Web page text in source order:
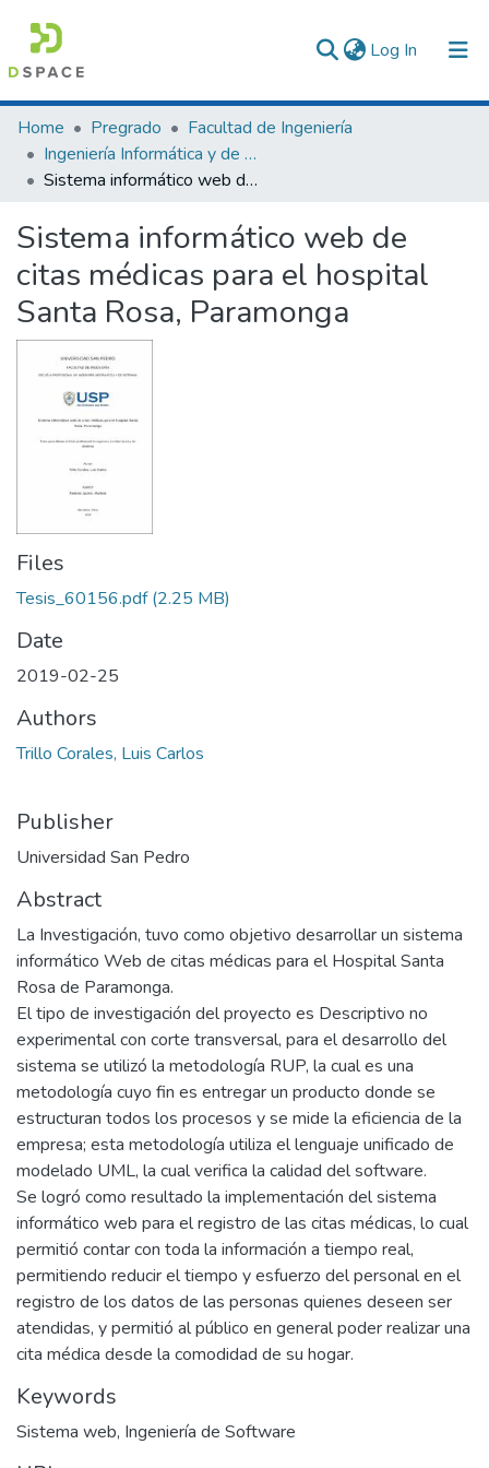
Log In (current)
Communities & Collections
All of DSpace
Home Pregrado
Facultad de Ingeniería
Ingeniería Informática y de Sistemas
Sistema informático web de citas médicas para el hospital Santa Rosa, Paramonga
Sistema informático web de
citas médicas para el hospital
Santa Rosa, Paramonga
Files
Tesis_60156.pdf(2.25 MB)
Date
2019-02-25
Authors
Trillo Corales, Luis Carlos
Publisher
Universidad San Pedro
Abstract
La Investigación, tuvo como objetivo desarrollar un sistema
informático Web de citas médicas para el Hospital Santa
Rosa de Paramonga.
El tipo de investigación del proyecto es Descriptivo no
experimental con corte transversal, para el desarrollo del
sistema se utilizó la metodología RUP, la cual es una
metodología cuyo fin es entregar un producto donde se
estructuran todos los procesos y se mide la eficiencia de la
empresa; esta metodología utiliza el lenguaje unificado de
modelado UML, la cual verifica la calidad del software.
Se logró como resultado la implementación del sistema
informático web para el registro de las citas médicas, lo cual
permitió contar con toda la información a tiempo real,
permitiendo reducir el tiempo y esfuerzo del personal en el
registro de los datos de las personas quienes deseen ser
atendidas, y permitió al público en general poder realizar una
cita médica desde la comodidad de su hogar.
Keywords
Sistema web, Ingeniería de Software